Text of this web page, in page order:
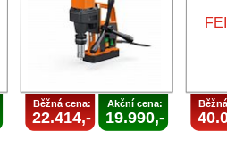
Běžná cena:
22.414,-
Akční cena:
19.990,-